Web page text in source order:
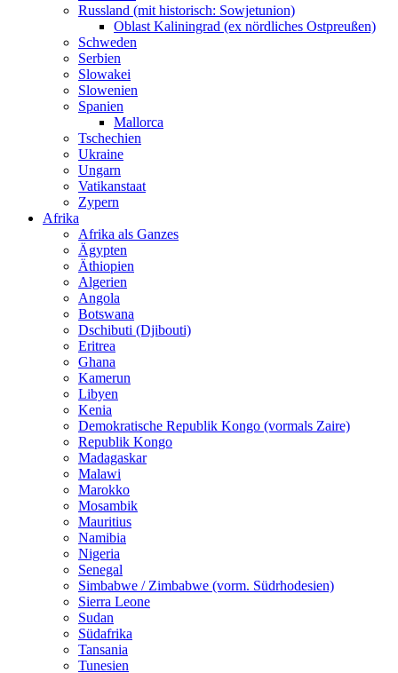
Russland (mit historisch: Sowjetunion)
Oblast Kaliningrad (ex nördliches Ostpreußen)
Schweden
Serbien
Slowakei
Slowenien
Spanien
Mallorca
Tschechien
Ukraine
Ungarn
Vatikanstaat
Zypern
Afrika
Afrika als Ganzes
Ägypten
Äthiopien
Algerien
Angola
Botswana
Dschibuti (Djibouti)
Eritrea
Ghana
Kamerun
Libyen
Kenia
Demokratische Republik Kongo (vormals Zaire)
Republik Kongo
Madagaskar
Malawi
Marokko
Mosambik
Mauritius
Namibia
Nigeria
Senegal
Simbabwe / Zimbabwe (vorm. Südrhodesien)
Sierra Leone
Sudan
Südafrika
Tansania
Tunesien